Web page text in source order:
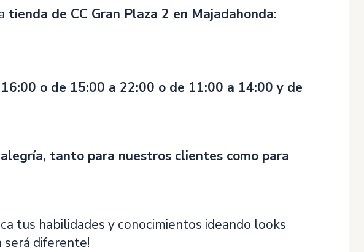
tienda de CC Gran Plaza 2 en Majadahonda:
o de 15:00 a 22:00 o de 11:00 a 14:00 y de
tanto para nuestros clientes como para
tus habilidades y conocimientos ideando looks
será diferente!